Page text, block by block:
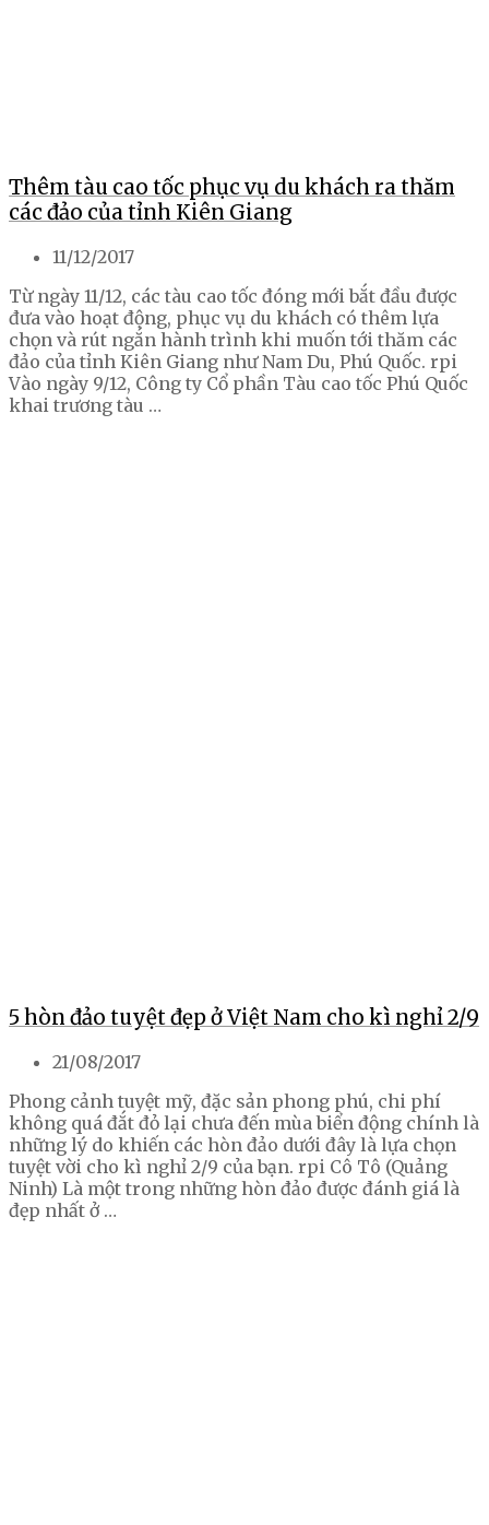
Thêm tàu cao tốc phục vụ du khách ra thăm
các đảo của tỉnh Kiên Giang
11/12/2017
Từ ngày 11/12, các tàu cao tốc đóng mới bắt đầu được
đưa vào hoạt động, phục vụ du khách có thêm lựa
chọn và rút ngắn hành trình khi muốn tới thăm các
đảo của tỉnh Kiên Giang như Nam Du, Phú Quốc. rpi
Vào ngày 9/12, Công ty Cổ phần Tàu cao tốc Phú Quốc
khai trương tàu …
5 hòn đảo tuyệt đẹp ở Việt Nam cho kì nghỉ 2/9
21/08/2017
Phong cảnh tuyệt mỹ, đặc sản phong phú, chi phí
không quá đắt đỏ lại chưa đến mùa biển động chính là
những lý do khiến các hòn đảo dưới đây là lựa chọn
tuyệt vời cho kì nghỉ 2/9 của bạn. rpi Cô Tô (Quảng
Ninh) Là một trong những hòn đảo được đánh giá là
đẹp nhất ở …